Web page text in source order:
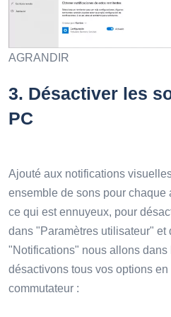
AGRANDIR
3. Désactiver les
PC
Ajouté aux notifications
ensemble de sons pour chaque
ce qui est ennuyeux, pour
dans "Paramètres utilisateur" et
"Notifications" nous allons
désactivons tous vos options
commutateur :